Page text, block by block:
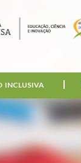
INCLUSIVA